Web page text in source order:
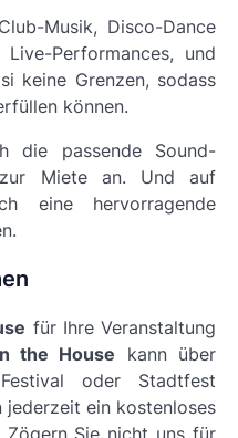
Musik, Disco-Dance
Performances, und
keine Grenzen, sodass
können.
die passende Sound-
Miete an. Und auf
eine hervorragende
für Ihre Veranstaltung
the House kann über
oder Stadtfest
jederzeit ein kostenloses